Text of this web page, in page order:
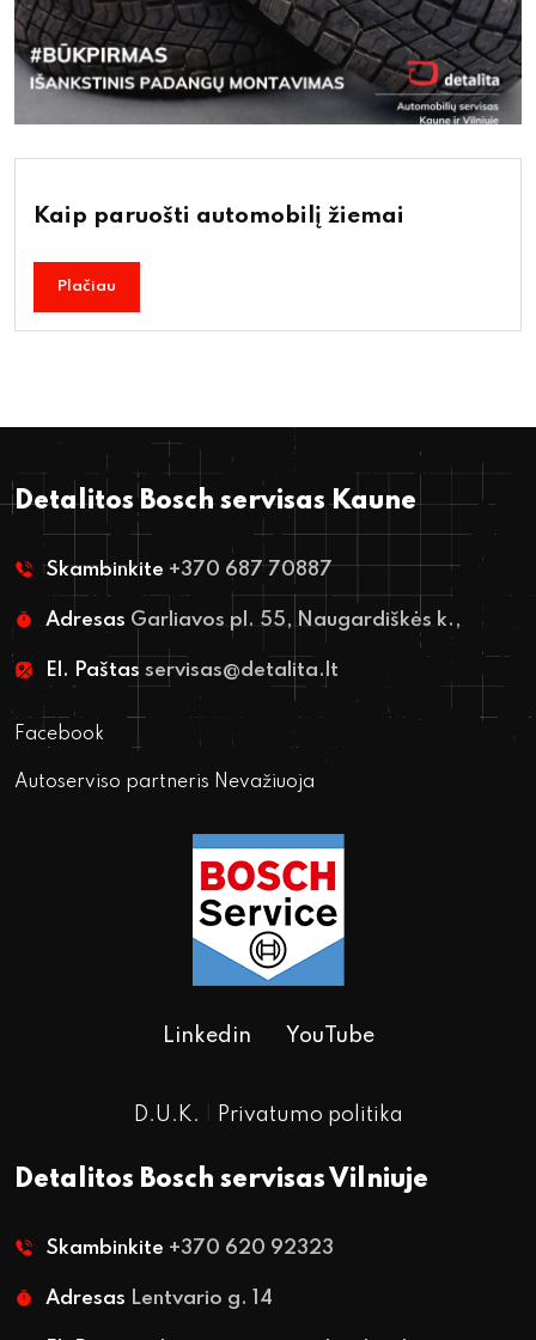
Kaip paruošti automobilį žiemai
Plačiau
Detalitos Bosch servisas Kaune
Skambinkite +370 687 70887
Adresas Garliavos pl. 55, Naugardiškės k.,
El. Paštas servisas@detalita.lt
Facebook
Autoserviso partneris Nevažiuoja
Linkedin YouTube
D.U.K. Privatumo politika
Detalitos Bosch servisas Vilniuje
Skambinkite +370 620 92323
Adresas Lentvario g. 14